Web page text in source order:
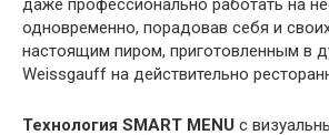
даже профессионально работать на
одновременно, порадовав себя и
настоящим пиром, приготовленным в
Weissgauff на действительно
Технология SMART MENU с